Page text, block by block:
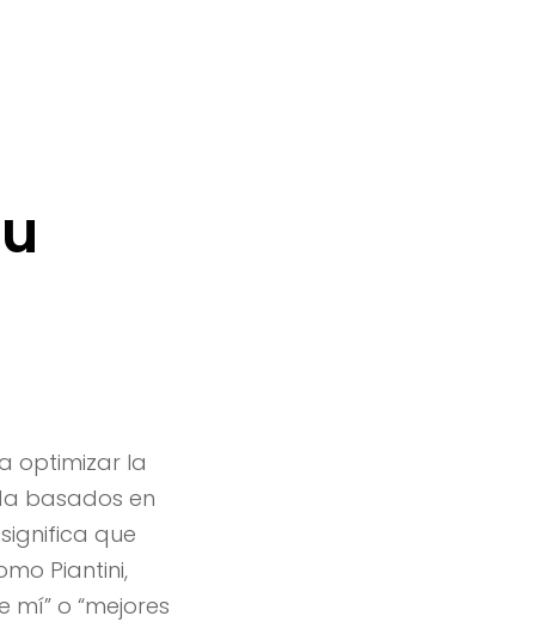
optimizar la
basados en
que
Piantini,
o “mejores